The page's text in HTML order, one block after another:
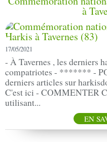
à
17/05/2021
- À Tavernes , les derniers
compatriotes - ******* -
derniers articles sur
C'est ici - COMMENTER
utilisant...
EN